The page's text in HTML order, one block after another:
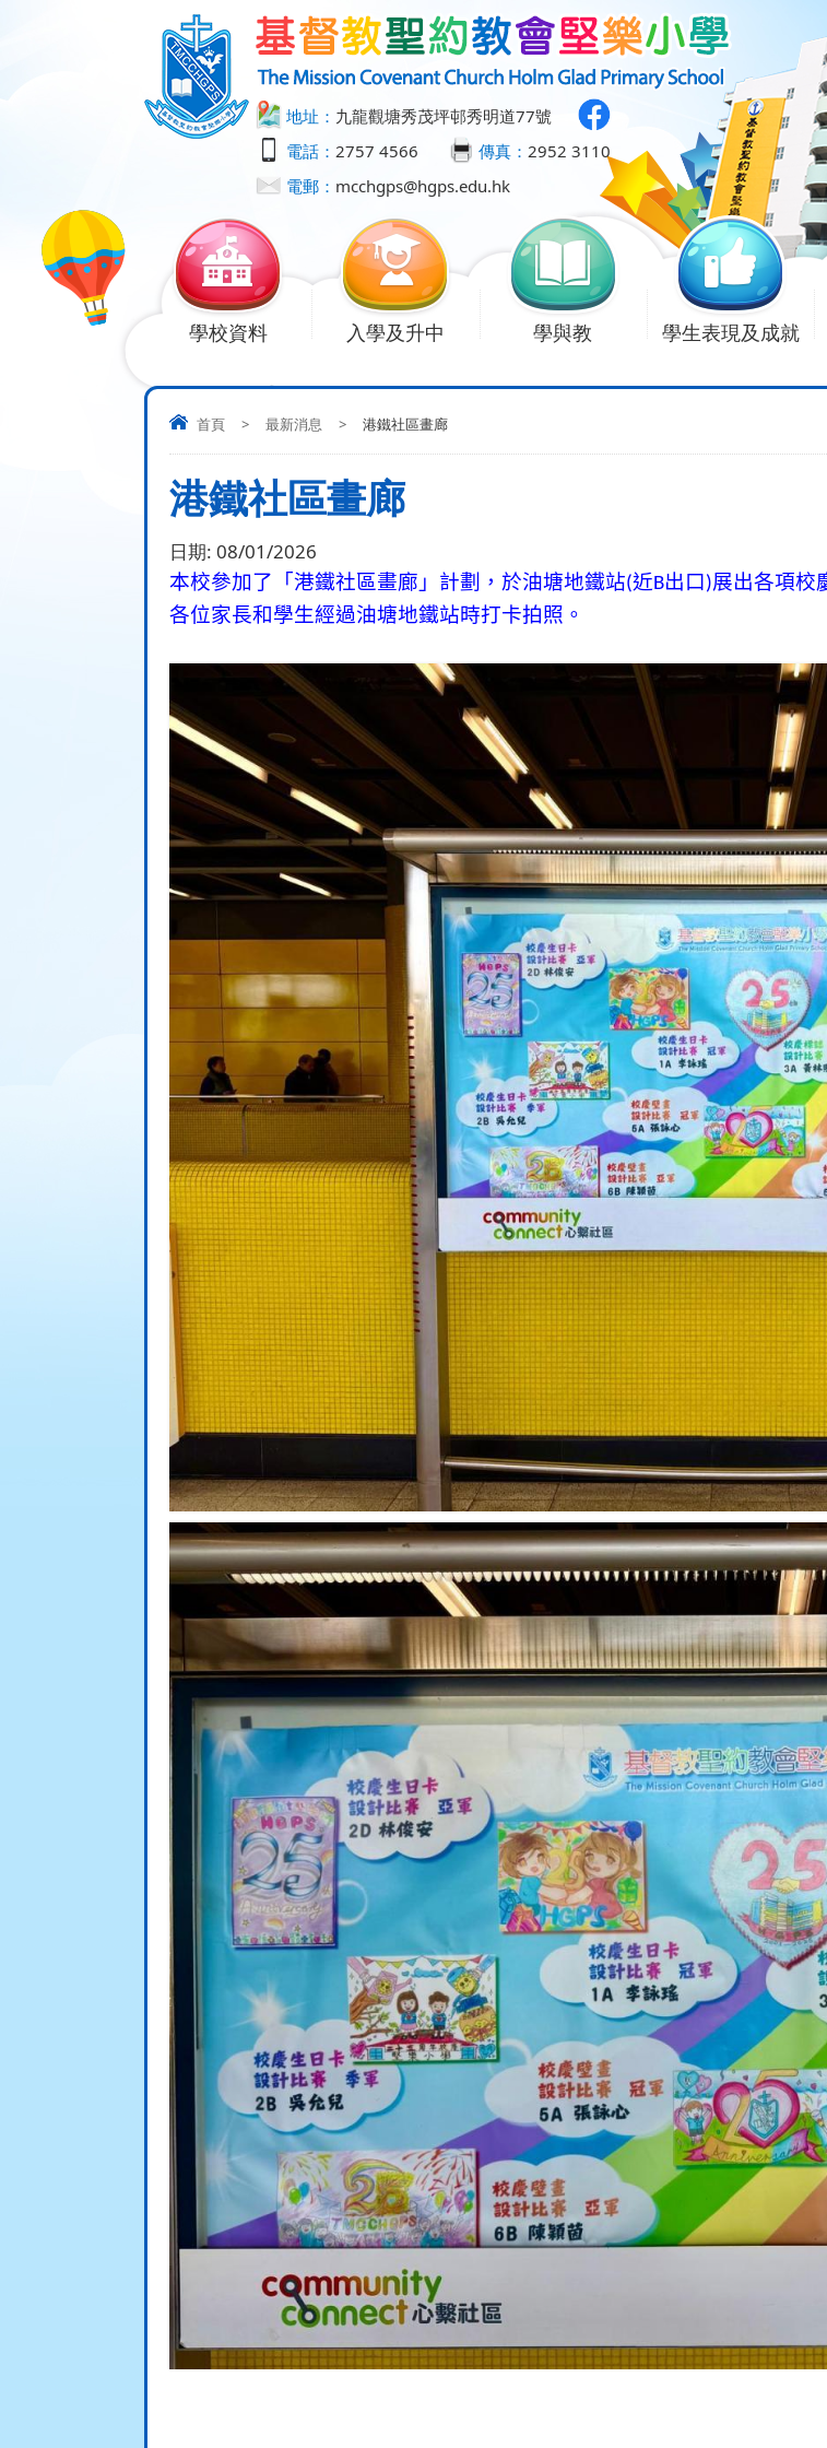
地址： 九龍觀塘秀茂坪邨秀明道77號
電話： 2757 4566 傳真： 2952 3110
電郵： mcchgps@hgps.edu.hk
學校資料 入學及升中 學與教 學生表現及成就
首頁 > 最新消息 > 港鐵社區畫廊
港鐵社區畫廊
日期: 08/01/2026
本校參加了「港鐵社區畫廊」計劃，於油塘地鐵站(近B出口 )展出各項校
各位家長和學生經過油塘地鐵站時打卡拍照。